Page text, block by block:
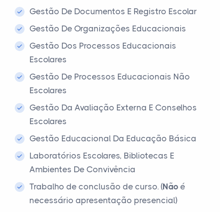
Gestão De Documentos E Registro Escolar
Gestão De Organizações Educacionais
Gestão Dos Processos Educacionais
Escolares
Gestão De Processos Educacionais Não
Escolares
Gestão Da Avaliação Externa E Conselhos
Escolares
Gestão Educacional Da Educação Básica
Laboratórios Escolares, Bibliotecas E
Ambientes De Convivência
Trabalho de conclusão de curso. (Não é
necessário apresentação presencial)